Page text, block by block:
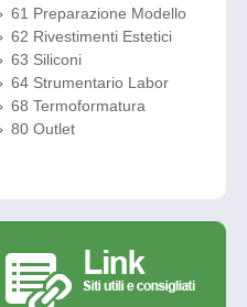
61 Preparazione Modello
62 Rivestimenti Estetici
63 Siliconi
64 Strumentario Labor
68 Termoformatura
80 Outlet